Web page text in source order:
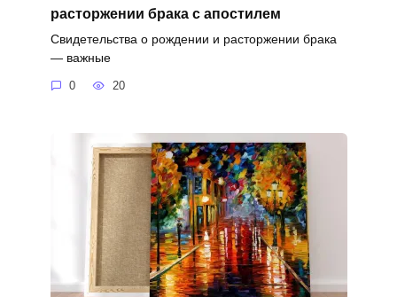
расторжении брака с апостилем
Свидетельства о рождении и расторжении брака
— важные
0 20